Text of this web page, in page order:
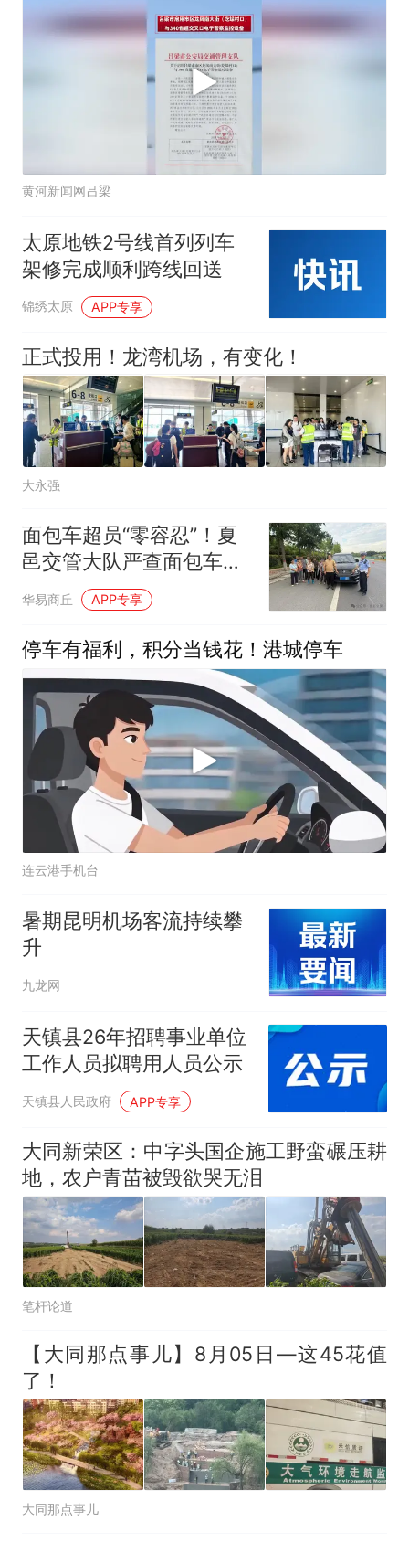
黄河新闻网吕梁
太原地铁2号线首列列车
架修完成顺利跨线回送
锦绣太原 APP专享
正式投用！龙湾机场，有变化！
大永强
面包车超员“零容忍”！夏
邑交管大队严查面包车超
华易商丘 APP专享
停车有福利，积分当钱花！港城停车
连云港手机台
暑期昆明机场客流持续攀
升
九龙网
天镇县26年招聘事业单位
工作人员拟聘用人员公示
天镇县人民政府 APP专享
大同新荣区：中字头国企施工野蛮碾压耕
地，农户青苗被毁欲哭无泪
笔杆论道
【大同那点事儿】8月05日—这45花值
了！
大同那点事儿